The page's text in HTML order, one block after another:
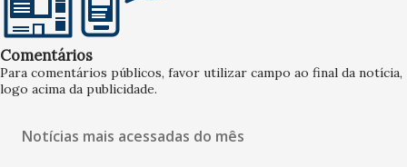
Comentários
Para comentários públicos, favor utilizar campo ao final da notícia,
logo acima da publicidade.
Notícias mais acessadas do mês